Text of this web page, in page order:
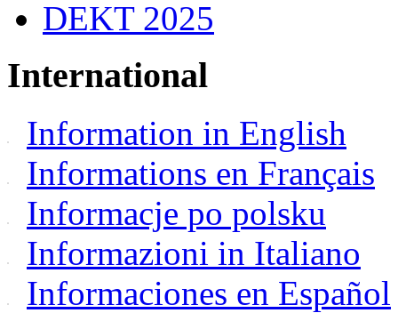
DEKT 2025
International
Information in English
Informations en Français
Informacje po polsku
Informazioni in Italiano
Informaciones en Español